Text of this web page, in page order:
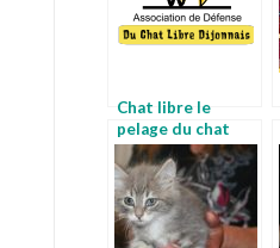
Chat libre le
pelage du chat